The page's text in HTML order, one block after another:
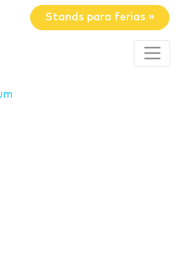
Stands para ferias »